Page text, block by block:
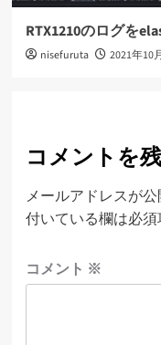
RTX1210のログを
nisefuruta 2021年10
コメントを
メールアドレスが
付いている欄は必須
コメント ※